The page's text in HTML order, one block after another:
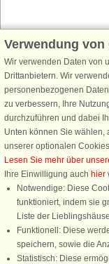
Schließen Sie sich
Erhalten Sie einen
Ferienhausurlaub -
an. Verpassen Sie nie
Urlaubstipps!
Verwendung von
Wir verwenden Daten von
Drittanbietern. Wir
personenbezogenen
zu verbessern, Ihre
durchzuführen und dabei
Unten können Sie wählen,
unserer optionalen
Lesen Sie mehr über
Ihre Einwilligung auch hier
Notwendige: Diese
funktioniert, indem sie
Liste der
Funktionell: Diese
speichern, sowie die
Statistisch: Diese